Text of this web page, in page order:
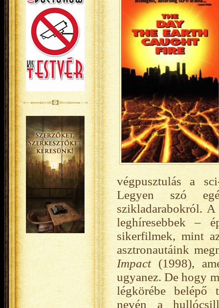
végpusztulás a
Legyen szó
szikladarabokról.
leghíresebbek –
sikerfilmek, mint
asztronautáink
Impact(1998),
ugyanez. De hogy
légkörébe belépő
nevén a